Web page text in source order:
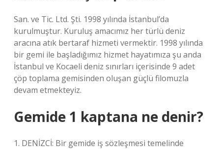
San. ve Tic. Ltd. Şti. 1998 yılında İstanbul’da
kurulmuştur. Kuruluş amacımız her türlü deniz
aracına atık bertaraf hizmeti vermektir. 1998 yılında
bir gemi ile başladığımız hizmet hayatımıza şu anda
İstanbul ve Kocaeli deniz sınırları içerisinde 9 adet
çöp toplama gemisinden oluşan güçlü filomuzla
devam etmekteyiz.
Gemide 1 kaptana ne denir?
1. DENİZCİ: Bir gemide iş sözleşmesi temelinde